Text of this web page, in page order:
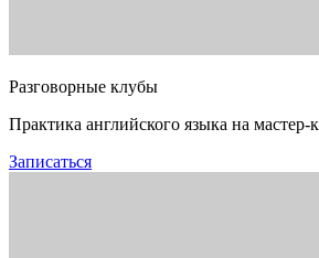
Разговорные клубы
Практика английского языка на мастер-
Записаться